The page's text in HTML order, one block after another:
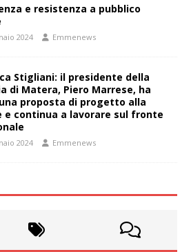
e resistenza a pubblico
2024 Emmenews
Stigliani: il presidente della
di Matera, Piero Marrese, ha
proposta di progetto alla
e continua a lavorare sul fronte
2024 Emmenews